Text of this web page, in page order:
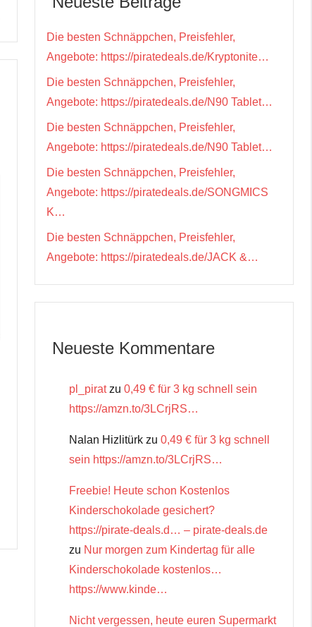
Die besten Schnäppchen, Preisfehler,
Angebote: https://piratedeals.de/Kryptonite…
Die besten Schnäppchen, Preisfehler,
Angebote: https://piratedeals.de/N90 Tablet…
Die besten Schnäppchen, Preisfehler,
Angebote: https://piratedeals.de/N90 Tablet…
Die besten Schnäppchen, Preisfehler,
Angebote: https://piratedeals.de/SONGMICS
K…
Die besten Schnäppchen, Preisfehler,
Angebote: https://piratedeals.de/JACK &…
Neueste Kommentare
pl_piratzu 0,49 € für 3 kg schnell sein
https://amzn.to/3LCrjRS…
Nalan Hizlitürk zu 0,49 € für 3 kg schnell
sein https://amzn.to/3LCrjRS…
Freebie! Heute schon Kostenlos
Kinderschokolade gesichert?
https://pirate-deals.d… – pirate-deals.de
zu Nur morgen zum Kindertag für alle
Kinderschokolade kostenlos…
https://www.kinde…
Nicht vergessen, heute euren Supermarkt